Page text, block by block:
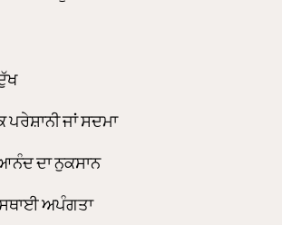
ਪਰੇਸ਼ਾਨੀ ਜਾਂ ਸਦਮਾ
ਦਾ ਨੁਕਸਾਨ
ਸਥਾਈ ਅਪੰਗਤਾ